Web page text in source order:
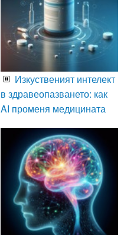
Изкуственият интелект
в здравеопазването: как
AI променя медицината